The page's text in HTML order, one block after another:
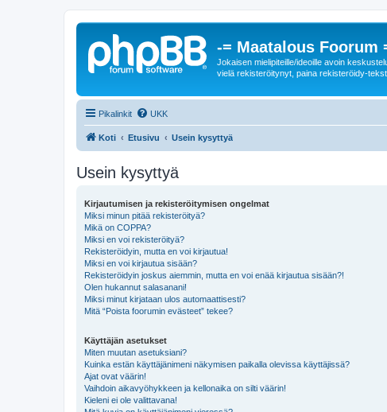
-= Maatalous Foorum
Jokaisen mielipiteille/ideoille avoin
vielä rekisteröitynyt, paina rekisteröidy-
Pikalinkit UKK
Koti Etusivu Usein kysyttyä
Usein kysyttyä
Kirjautumisen ja rekisteröitymisen ongelmat
Miksi minun pitää rekisteröityä?
Mikä on COPPA?
Miksi en voi rekisteröityä?
Rekisteröidyin, mutta en voi kirjautua!
Miksi en voi kirjautua sisään?
Rekisteröidyin joskus aiemmin, mutta en voi enää kirjautua sisään?!
Olen hukannut salasanani!
Miksi minut kirjataan ulos automaattisesti?
Mitä “Poista foorumin evästeet” tekee?
Käyttäjän asetukset
Miten muutan asetuksiani?
Kuinka estän käyttäjänimeni näkymisen paikalla olevissa käyttäjissä?
Ajat ovat väärin!
Vaihdoin aikavyöhykkeen ja kellonaika on silti väärin!
Kieleni ei ole valittavana!